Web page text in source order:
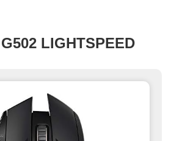
LIGHTSPEED